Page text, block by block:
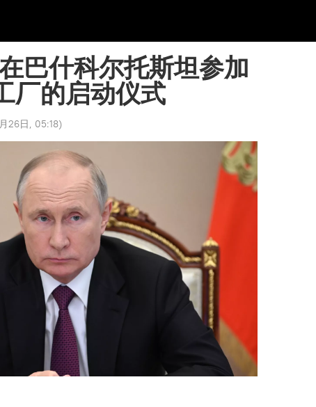
巴什科尔托斯坦参加
厂的启动仪式
26日, 05:18)